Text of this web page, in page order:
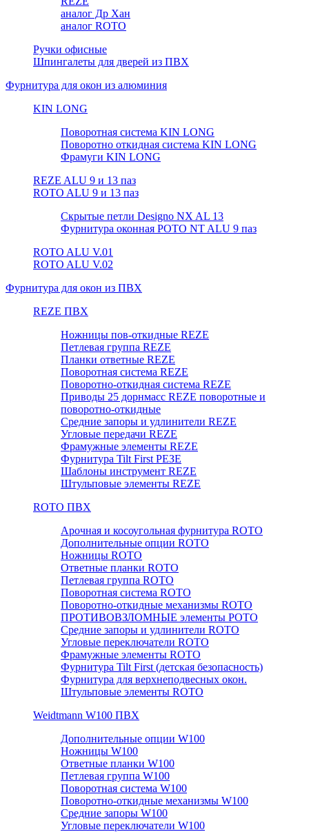
аналог Др Хан
аналог ROTO
Ручки офисные
Шпингалеты для дверей из ПВХ
Фурнитура для окон из алюминия
KIN LONG
Поворотная система KIN LONG
Поворотно откидная система KIN LONG
Фрамуги KIN LONG
REZE ALU 9 и 13 паз
ROTO ALU 9 и 13 паз
Скрытые петли Designo NX AL 13
Фурнитура оконная РОТО NT ALU 9 паз
ROTO ALU V.01
ROTO ALU V.02
Фурнитура для окон из ПВХ
REZE ПВХ
Ножницы пов-откидные REZE
Петлевая группа REZE
Планки ответные REZE
Поворотная система REZE
Поворотно-откидная система REZE
Приводы 25 дорнмасс REZE поворотные и
поворотно-откидные
Средние запоры и удлинители REZE
Угловые передачи REZE
Фрамужные элементы REZE
Фурнитура Tilt First РЕЗЕ
Шаблоны инструмент REZE
Штульповые элементы REZE
RОTO ПВХ
Арочная и косоугольная фурнитура ROTO
Дополнительные опции ROTO
Ножницы ROTO
Ответные планки ROTO
Петлевая группа ROTO
Поворотная система ROTO
Поворотно-откидные механизмы ROTO
ПРОТИВОВЗЛОМНЫЕ элементы РОТО
Средние запоры и удлинители ROTO
Угловые переключатели ROTO
Фрамужные элементы ROTO
Фурнитура Tilt First (детская безопасность)
Фурнитура для верхнеподвесных окон.
Штульповые элементы ROTO
Weidtmann W100 ПВХ
Дополнительные опции W100
Ножницы W100
Ответные планки W100
Петлевая группа W100
Поворотная система W100
Поворотно-откидные механизмы W100
Средние запоры W100
Угловые переключатели W100